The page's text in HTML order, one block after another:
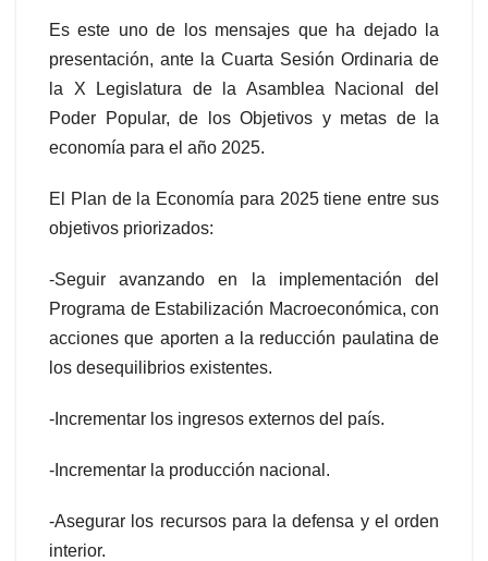
Es este uno de los mensajes que ha dejado la
presentación, ante la Cuarta Sesión Ordinaria de
la X Legislatura de la Asamblea Nacional del
Poder Popular, de los Objetivos y metas de la
economía para el año 2025.
El Plan de la Economía para 2025 tiene entre sus
objetivos priorizados:
-Seguir avanzando en la implementación del
Programa de Estabilización Macroeconómica, con
acciones que aporten a la reducción paulatina de
los desequilibrios existentes.
-Incrementar los ingresos externos del país.
-Incrementar la producción nacional.
-Asegurar los recursos para la defensa y el orden
interior.